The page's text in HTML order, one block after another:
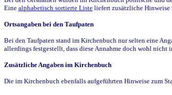
Eine alphabetisch sortierte Liste liefert zusätzliche Hinweise
Ortsangaben bei den Taufpaten
Bei den Taufpaten stand im Kirchenbuch nur selten eine
allerdings festgestellt, dass diese Annahme doch wohl nicht
Zusätzliche Angaben im Kirchenbuch
Die im Kirchenbuch ebenfalls aufgeführten Hinweise zum